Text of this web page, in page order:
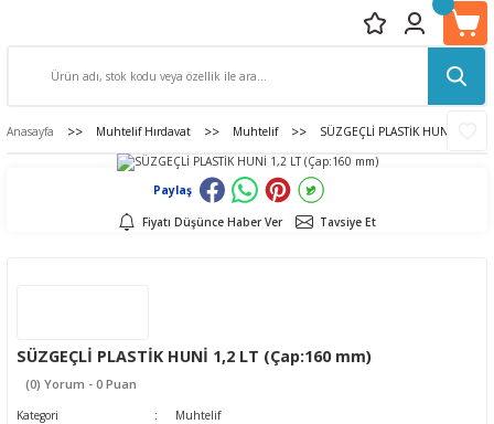
Anasayfa Muhtelif Hırdavat Muhtelif SÜZGEÇLİ PLASTİK HUNİ 1,2 LT
Paylaş
Fiyatı Düşünce Haber Ver Tavsiye Et
SÜZGEÇLİ PLASTİK HUNİ 1,2 LT (Çap:160 mm)
(0) Yorum - 0 Puan
Kategori
Muhtelif